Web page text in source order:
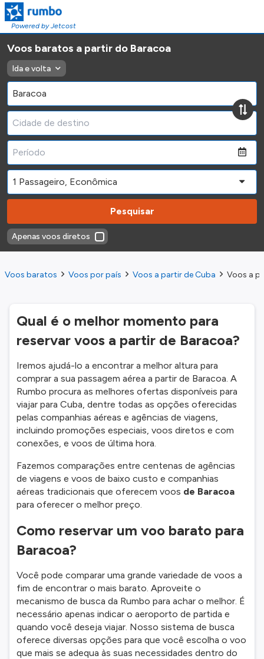
Powered by Jetcost
Voos baratos a partir do Baracoa
Ida e volta
Pesquisar
Apenas voos diretos
Voos baratos Voos por país Voos a partir de Cuba Voos a
Qual é o melhor momento para
reservar voos a partir de Baracoa?
Iremos ajudá-lo a encontrar a melhor altura para
comprar a sua passagem aérea a partir de Baracoa. A
Rumbo procura as melhores ofertas disponíveis para
viajar para Cuba, dentre todas as opções oferecidas
pelas companhias aéreas e agências de viagens,
incluindo promoções especiais, voos diretos e com
conexões, e voos de última hora.
Fazemos comparações entre centenas de agências
de viagens e voos de baixo custo e companhias
aéreas tradicionais que oferecem voos de Baracoa
para oferecer o melhor preço.
Como reservar um voo barato para
Baracoa?
Você pode comparar uma grande variedade de voos a
fim de encontrar o mais barato. Aproveite o
mecanismo de busca da Rumbo para achar o melhor. É
necessário apenas indicar o aeroporto de partida e
quando você deseja viajar. Nosso sistema de busca
oferece diversas opções para que você escolha o voo
que mais se adequa às suas necessidades dentro do